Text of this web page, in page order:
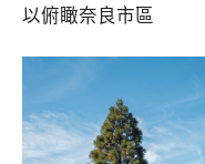
以俯瞰奈良市區